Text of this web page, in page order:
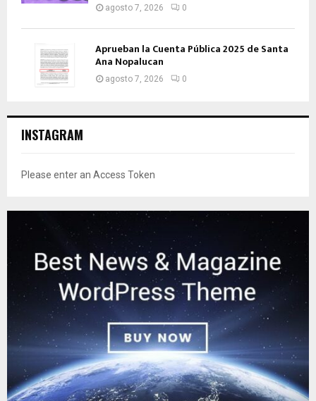
agosto 7, 2026 0
Aprueban la Cuenta Pública 2025 de Santa
Ana Nopalucan
agosto 7, 2026 0
INSTAGRAM
Please enter an Access Token